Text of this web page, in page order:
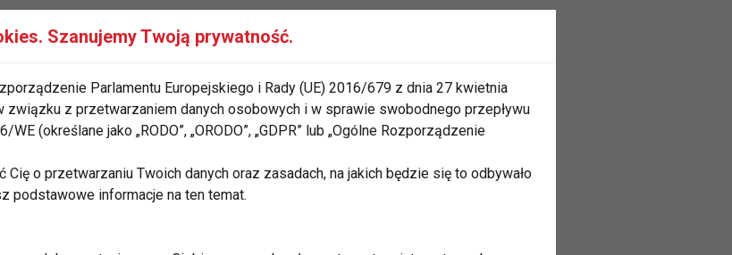
orkiszu. Wymaga dłuższego
orzechowy smak.
Gotuje się szybciej i ma bardziej
Szanujemy Twoją prywatność.
Parlamentu Europejskiego i Rady (UE) 2016/679 z dnia 27 kwietnia
z przetwarzaniem danych osobowych i w sprawie swobodnego przepływu
(określane jako „RODO”, „ORODO”, „GDPR” lub „Ogólne Rozporządzenie
o przetwarzaniu Twoich danych oraz zasadach, na jakich będzie się to odbywało
podstawowe informacje na ten temat.